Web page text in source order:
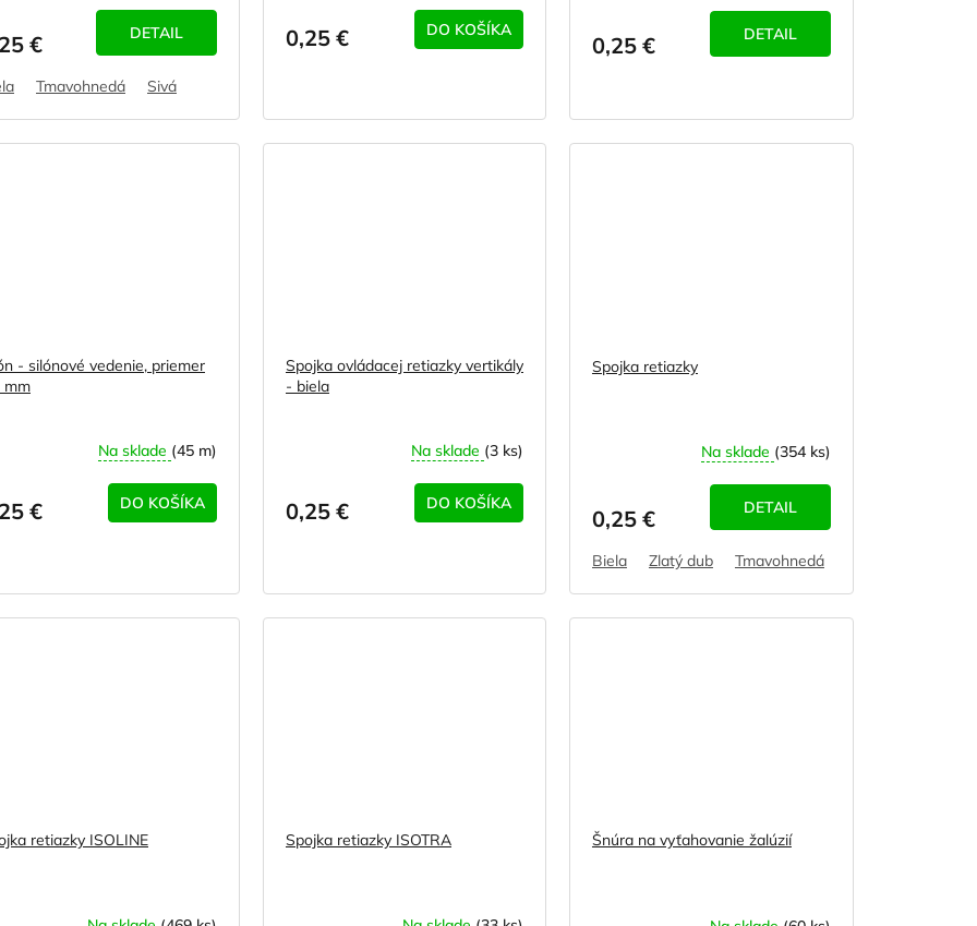
€ DETAIL
Tmavohnedá Sivá
0,25 € DO KOŠÍKA
0,25 € DETAIL
- silónové vedenie, priemer
mm
Na sklade (45 m)
€ DO KOŠÍKA
Spojka ovládacej retiazky vertikály
- biela
Na sklade (3 ks)
0,25 € DO KOŠÍKA
Spojka retiazky
Na sklade (354 ks)
0,25 € DETAIL
Biela Zlatý dub Tmavohnedá
retiazky ISOLINE Spojka retiazky ISOTRA Šnúra na vyťahovanie žalúzií